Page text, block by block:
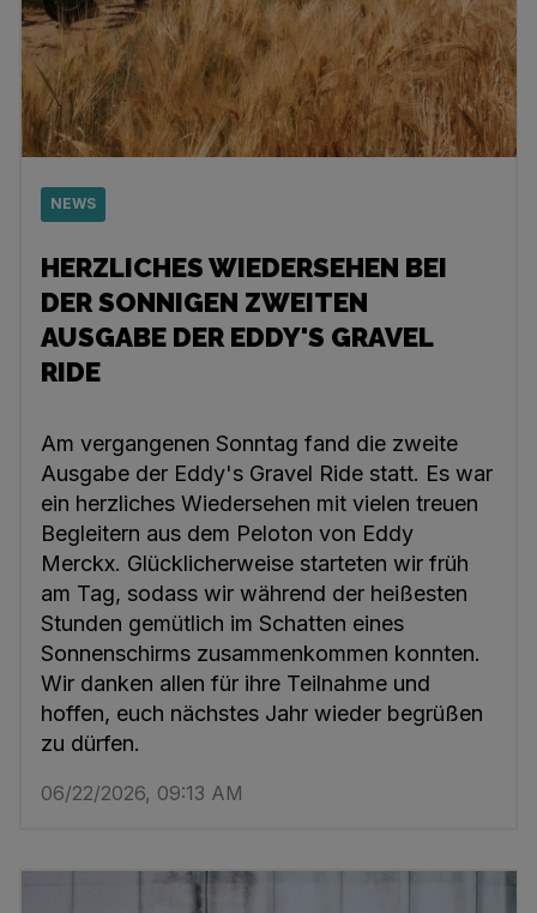
NEWS
HERZLICHES WIEDERSEHEN BEI
DER SONNIGEN ZWEITEN
AUSGABE DER EDDY'S GRAVEL
RIDE
Am vergangenen Sonntag fand die zweite
Ausgabe der Eddy's Gravel Ride statt. Es war
ein herzliches Wiedersehen mit vielen treuen
Begleitern aus dem Peloton von Eddy
Merckx. Glücklicherweise starteten wir früh
am Tag, sodass wir während der heißesten
Stunden gemütlich im Schatten eines
Sonnenschirms zusammenkommen konnten.
Wir danken allen für ihre Teilnahme und
hoffen, euch nächstes Jahr wieder begrüßen
zu dürfen.
06/22/2026, 09:13 AM